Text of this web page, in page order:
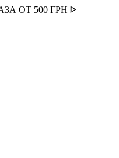
ОТ 500 ГРН ᐈ